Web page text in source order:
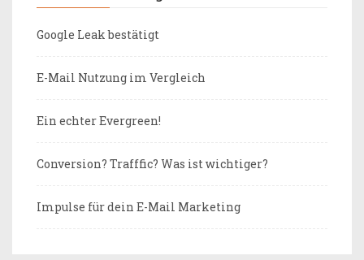
Google Leak bestätigt
E-Mail Nutzung im Vergleich
Ein echter Evergreen!
Conversion? Trafffic? Was ist wichtiger?
Impulse für dein E-Mail Marketing